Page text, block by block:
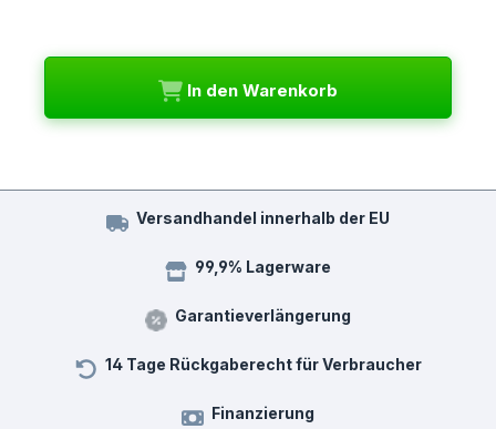
In den Warenkorb
Versandhandel innerhalb der EU
99,9% Lagerware
Garantieverlängerung
14 Tage Rückgaberecht für Verbraucher
Finanzierung